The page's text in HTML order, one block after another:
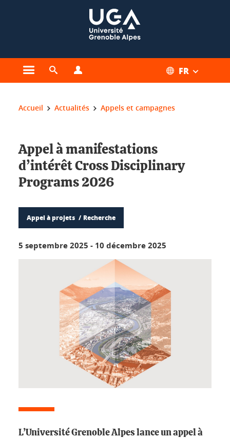
Ouvrir le menu principal
Ouvrir le moteur de recherche FR
Vous êtes ici :
Accueil Actualités Appels et campagnes
Appel à manifestations
d’intérêt Cross Disciplinary
Programs 2026
Appel à projets Recherche
5 septembre 2025 - 10 décembre 2025
L’Université Grenoble Alpes lance un appel à